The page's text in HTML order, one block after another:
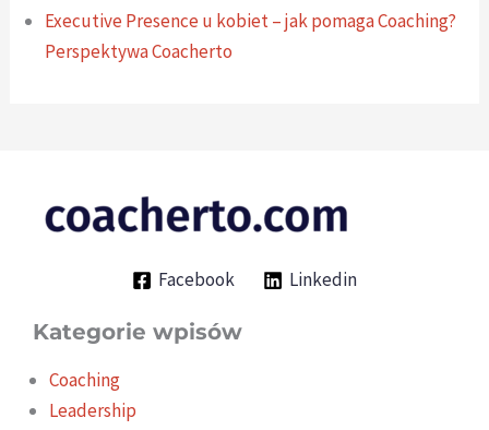
Executive Presence u kobiet – jak pomaga Coaching?
Perspektywa Coacherto
Facebook Linkedin
Kategorie wpisów
Coaching
Leadership